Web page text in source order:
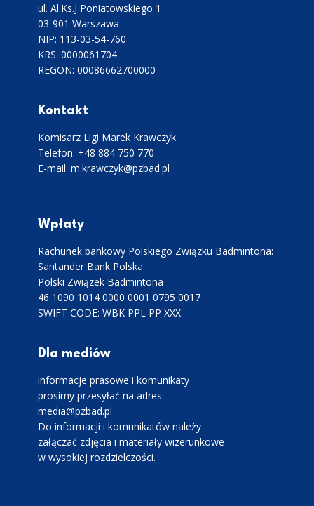
ul. Al.Ks.J Poniatowskiego 1
03-901 Warszawa
NIP: 113-03-54-760
KRS: 0000061704
REGON: 00086662700000
Kontakt
Komisarz Ligi Marek Krawczyk
Telefon: +48 884 750 770
E-mail: m.krawczyk@pzbad.pl
Wpłaty
Rachunek bankowy Polskiego Związku Badmintona:
Santander Bank Polska
Polski Związek Badmintona
46 1090 1014 0000 0001 0795 0017
SWIFT CODE: WBK PPL PP XXX
Dla mediów
informacje prasowe i komunikaty
prosimy przesyłać na adres:
media@pzbad.pl
Do informacji i komunikatów należy
załączać zdjęcia i materiały wizerunkowe
w wysokiej rozdzielczości.